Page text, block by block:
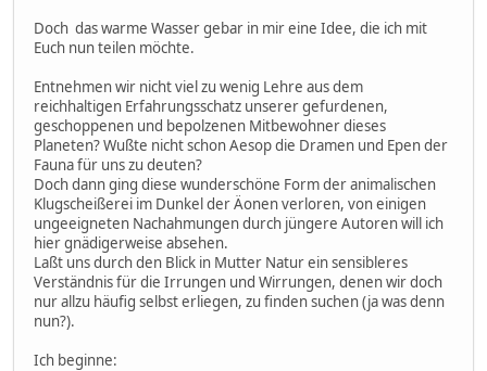
Doch das warme Wasser gebar in mir eine Idee, die ich mit
Euch nun teilen möchte.
Entnehmen wir nicht viel zu wenig Lehre aus dem
reichhaltigen Erfahrungsschatz unserer gefurdenen,
geschoppenen und bepolzenen Mitbewohner dieses
Planeten? Wußte nicht schon Aesop die Dramen und Epen der
Fauna für uns zu deuten?
Doch dann ging diese wunderschöne Form der animalischen
Klugscheißerei im Dunkel der Äonen verloren, von einigen
ungeeigneten Nachahmungen durch jüngere Autoren will ich
hier gnädigerweise absehen.
Laßt uns durch den Blick in Mutter Natur ein sensibleres
Verständnis für die Irrungen und Wirrungen, denen wir doch
nur allzu häufig selbst erliegen, zu finden suchen (ja was denn
nun?).
Ich beginne: